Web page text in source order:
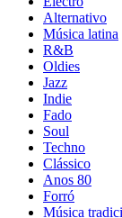
Alternativo
Música latina
R&B
Oldies
Jazz
Indie
Fado
Soul
Techno
Clássico
Anos 80
Forró
Música